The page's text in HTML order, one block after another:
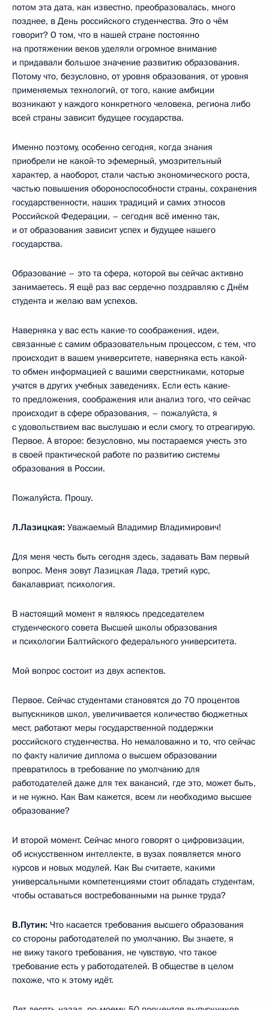
потом эта дата, как известно, преобразовалась, много
позднее, в День российского студенчества. Это о чём
говорит? О том, что в нашей стране постоянно
на протяжении веков уделяли огромное внимание
и придавали большое значение развитию образования.
Потому что, безусловно, от уровня образования, от уровня
применяемых технологий, от того, какие амбиции
возникают у каждого конкретного человека, региона либо
всей страны зависит будущее государства.
Именно поэтому, особенно сегодня, когда знания
приобрели не какой-то эфемерный, умозрительный
характер, а наоборот, стали частью экономического роста,
частью повышения обороноспособности страны, сохранения
государственности, наших традиций и самих этносов
Российской Федерации, – сегодня всё именно так,
и от образования зависит успех и будущее нашего
государства.
Образование – это та сфера, которой вы сейчас активно
занимаетесь. Я ещё раз вас сердечно поздравляю с Днём
студента и желаю вам успехов.
Наверняка у вас есть какие-то соображения, идеи,
связанные с самим образовательным процессом, с тем, что
происходит в вашем университете, наверняка есть какой-
то обмен информацией с вашими сверстниками, которые
учатся в других учебных заведениях. Если есть какие-
то предложения, соображения или анализ того, что сейчас
происходит в сфере образования, – пожалуйста, я
с удовольствием вас выслушаю и если смогу, то отреагирую.
Первое. А второе: безусловно, мы постараемся учесть это
в своей практической работе по развитию системы
образования в России.
Пожалуйста. Прошу.
Л.Лазицкая: Уважаемый Владимир Владимирович!
Для меня честь быть сегодня здесь, задавать Вам первый
вопрос. Меня зовут Лазицкая Лада, третий курс,
бакалавриат, психология.
В настоящий момент я являюсь председателем
студенческого совета Высшей школы образования
и психологии Балтийского федерального университета.
Мой вопрос состоит из двух аспектов.
Первое. Сейчас студентами становятся до 70 процентов
выпускников школ, увеличивается количество бюджетных
мест, работают меры государственной поддержки
российского студенчества. Но немаловажно и то, что сейчас
по факту наличие диплома о высшем образовании
превратилось в требование по умолчанию для
работодателей даже для тех вакансий, где это, может быть,
и не нужно. Как Вам кажется, всем ли необходимо высшее
образование?
И второй момент. Сейчас много говорят о цифровизации,
об искусственном интеллекте, в вузах появляется много
курсов и новых модулей. Как Вы считаете, какими
универсальными компетенциями стоит обладать студентам,
чтобы оставаться востребованными на рынке труда?
В.Путин: Что касается требования высшего образования
со стороны работодателей по умолчанию. Вы знаете, я
не вижу такого требования, не чувствую, что такое
требование есть у работодателей. В обществе в целом
похоже, что к этому идёт.